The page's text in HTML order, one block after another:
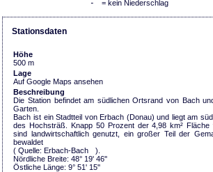
- = kein Niederschlag
Stationsdaten
Höhe
500 m
Lage
Auf Google Maps ansehen
Beschreibung
Die Station befindet am südlichen Ortsrand von Bach
Garten.
Bach ist ein Stadtteil von Erbach (Donau) und liegt am
des Hochsträß. Knapp 50 Prozent der 4,98 km² Fläche
sind landwirtschaftlich genutzt, ein großer Teil der
bewaldet
( Quelle:Erbach-Bach
).
Nördliche Breite: 48° 19' 46''
Östliche Länge: 9° 51' 15''